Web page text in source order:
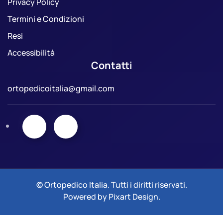
Termini e Condizioni
Resi
Accessibilità
Contatti
ortopedicoitalia@gmail.com
© Ortopedico Italia. Tutti i diritti riservati.
Powered byPixart Design.